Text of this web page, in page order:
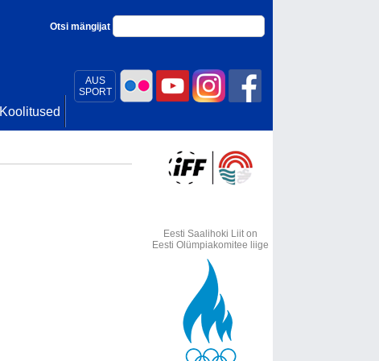
AUS
SPORT
Otsi mängijat
Koolitused
Eesti Saalihoki Liit on
Eesti Olümpiakomitee liige